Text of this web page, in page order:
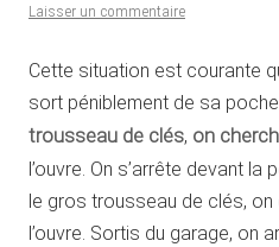
Laisser un commentaire
Cette situation est courante
sort péniblement de sa
trousseau de clés, on
l’ouvre. On s’arrête devant
le gros trousseau de clés,
l’ouvre. Sortis du garage, on